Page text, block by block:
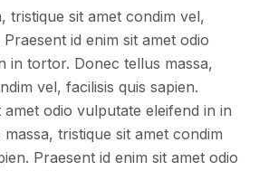
tristique sit amet condim vel,
id enim sit amet odio
in tortor. Donec tellus massa,
vel, facilisis quis sapien.
amet odio vulputate eleifend in in
tristique sit amet condim
Praesent id enim sit amet odio